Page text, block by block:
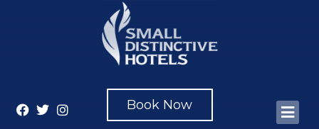
Book Now